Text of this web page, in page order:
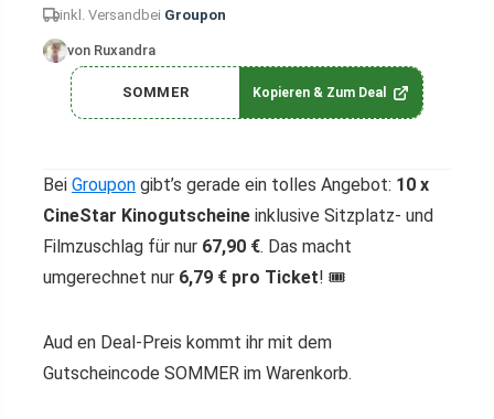
inkl. Versand bei Groupon
von Ruxandra
SOMMER Kopieren & Zum Deal
Bei Groupon gibt’s gerade ein tolles Angebot: 10 x
CineStar Kinogutscheine inklusive Sitzplatz- und
Filmzuschlag für nur 67,90 €. Das macht
umgerechnet nur 6,79 € pro Ticket! 🎟️
Aud en Deal-Preis kommt ihr mit dem
Gutscheincode SOMMER im Warenkorb.